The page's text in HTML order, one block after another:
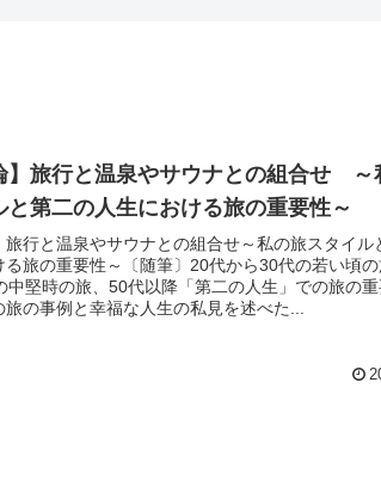
】旅行と温泉やサウナとの組合せ ～
と第二の人生における旅の重要性～
旅行と温泉やサウナとの組合せ～私の旅スタイル
る旅の重要性～〔随筆〕20代から30代の若い頃
中堅時の旅、50代以降「第二の人生」での旅の
旅の事例と幸福な人生の私見を述べた...